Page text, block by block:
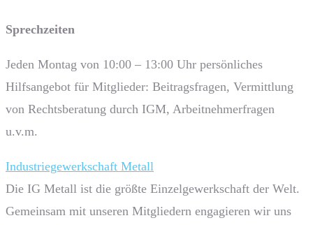
Sprech­zeiten
Jeden Montag von 10:00 – 13:00 Uhr persönliches
Hilfsangebot für Mitglieder: Beitragsfragen, Vermittlung
von Rechtsberatung durch IGM, Arbeitnehmerfragen
u.v.m.
Industriegewerkschaft Metall
Die IG Metall ist die größte Einzelgewerkschaft der Welt.
Gemeinsam mit unseren Mitgliedern engagieren wir uns